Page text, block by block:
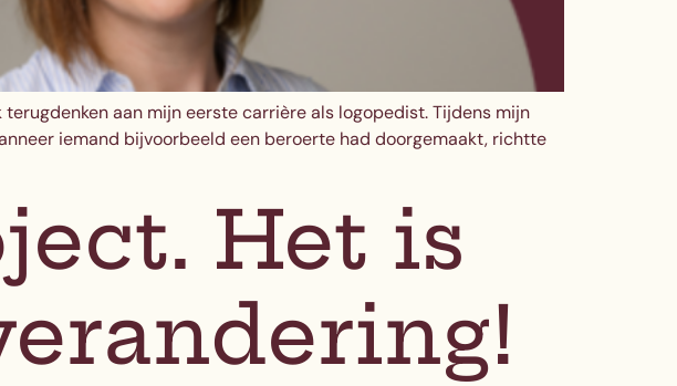
aan mijn eerste carrière als logopedist. Tijdens mijn
iemand bijvoorbeeld een beroerte had doorgemaakt, richtte
Het is